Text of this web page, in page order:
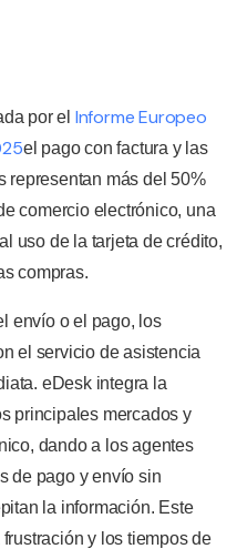
por el Informe Europeo
el pago con factura y las
representan más del 50%
comercio electrónico, una
uso de la tarjeta de crédito,
compras.
envío o el pago, los
el servicio de asistencia
eDesk integra la
principales mercados y
dando a los agentes
de pago y envío sin
la información. Este
y los tiempos de